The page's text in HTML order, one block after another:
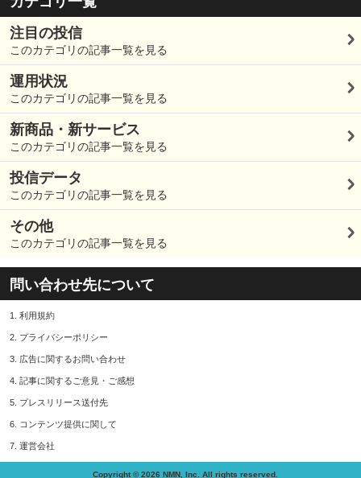
注目の投信
このカテゴリの記事一覧を見る
運用状況
このカテゴリの記事一覧を見る
新商品・新サービス
このカテゴリの記事一覧を見る
投信データ
このカテゴリの記事一覧を見る
その他
このカテゴリの記事一覧を見る
問い合わせ先について
1. 利用規約
2. プライバシーポリシー
3. 広告に関するお問い合わせ
4. 記事に関するご意見・ご感想
5. プレスリリース送付先
6. コンテンツ提供に関して
7. 運営会社
Copyright © 2026 NMN, Inc. All rights reserved.